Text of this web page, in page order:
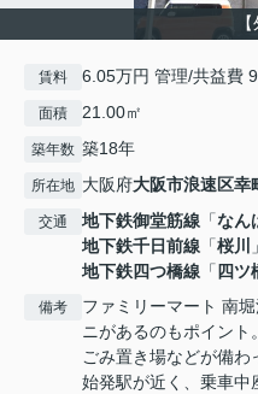
賃料 6.05万円 管理/共益費
面積 21.00㎡
築年数 築18年
所在地 大阪府大阪市浪速区幸
交通 地下鉄御堂筋線 「なん
地下鉄千日前線 「桜川
地下鉄四つ橋線 「 四ツ
備考
ファミリーマート 南
ニがあるのもポイント
ごみ置き場などが備わ
始発駅が近く、乗車中